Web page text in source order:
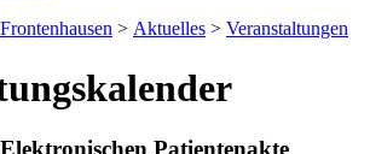
> Aktuelles > Veranstaltungen
Patientenakte